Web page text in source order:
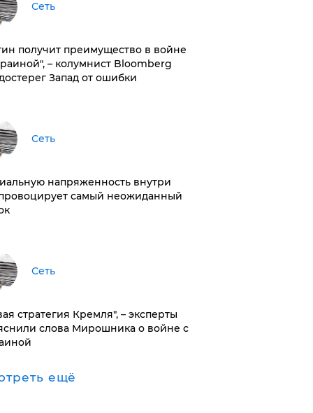
Сеть
получит преимущество в войне
– колумнист Bloomberg
Запад от ошибки
Сеть
напряженность внутри
самый неожиданный
Сеть
стратегия Кремля", – эксперты
слова Мирошника о войне с
ещё